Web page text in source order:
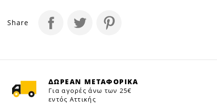
Share
ΔΩΡΕΑΝ ΜΕΤΑΦΟΡΙΚΑ
Για αγορές άνω των 25€
εντός Αττικής